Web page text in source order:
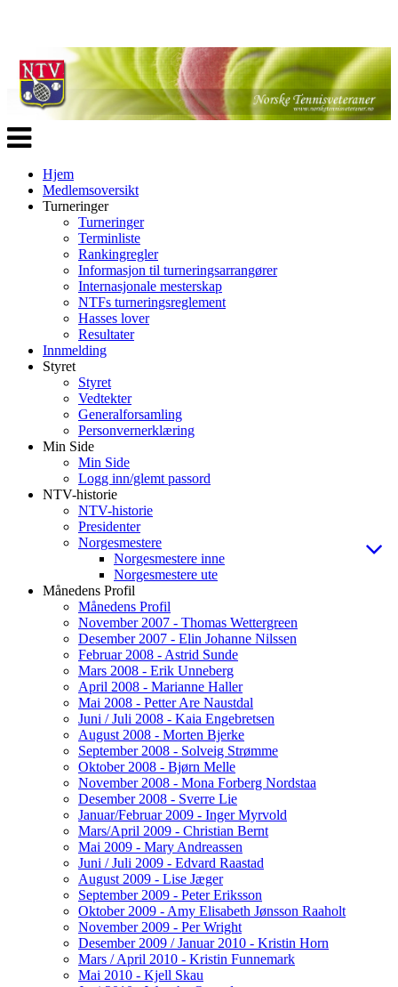
Veksle
navigasjon
Hjem
Medlemsoversikt
Turneringer
Turneringer
Terminliste
Rankingregler
Informasjon til turneringsarrangører
Internasjonale mesterskap
NTFs turneringsreglement
Hasses lover
Resultater
Innmelding
Styret
Styret
Vedtekter
Generalforsamling
Personvernerklæring
Min Side
Min Side
Logg inn/glemt passord
NTV-historie
NTV-historie
Presidenter
Norgesmestere
Norgesmestere inne
Norgesmestere ute
Månedens Profil
Månedens Profil
November 2007 - Thomas Wettergreen
Desember 2007 - Elin Johanne Nilssen
Februar 2008 - Astrid Sunde
Mars 2008 - Erik Unneberg
April 2008 - Marianne Haller
Mai 2008 - Petter Are Naustdal
Juni / Juli 2008 - Kaia Engebretsen
August 2008 - Morten Bjerke
September 2008 - Solveig Strømme
Oktober 2008 - Bjørn Melle
November 2008 - Mona Forberg Nordstaa
Desember 2008 - Sverre Lie
Januar/Februar 2009 - Inger Myrvold
Mars/April 2009 - Christian Bernt
Mai 2009 - Mary Andreassen
Juni / Juli 2009 - Edvard Raastad
August 2009 - Lise Jæger
September 2009 - Peter Eriksson
Oktober 2009 - Amy Elisabeth Jønsson Raaholt
November 2009 - Per Wright
Desember 2009 / Januar 2010 - Kristin Horn
Mars / April 2010 - Kristin Funnemark
Mai 2010 - Kjell Skau